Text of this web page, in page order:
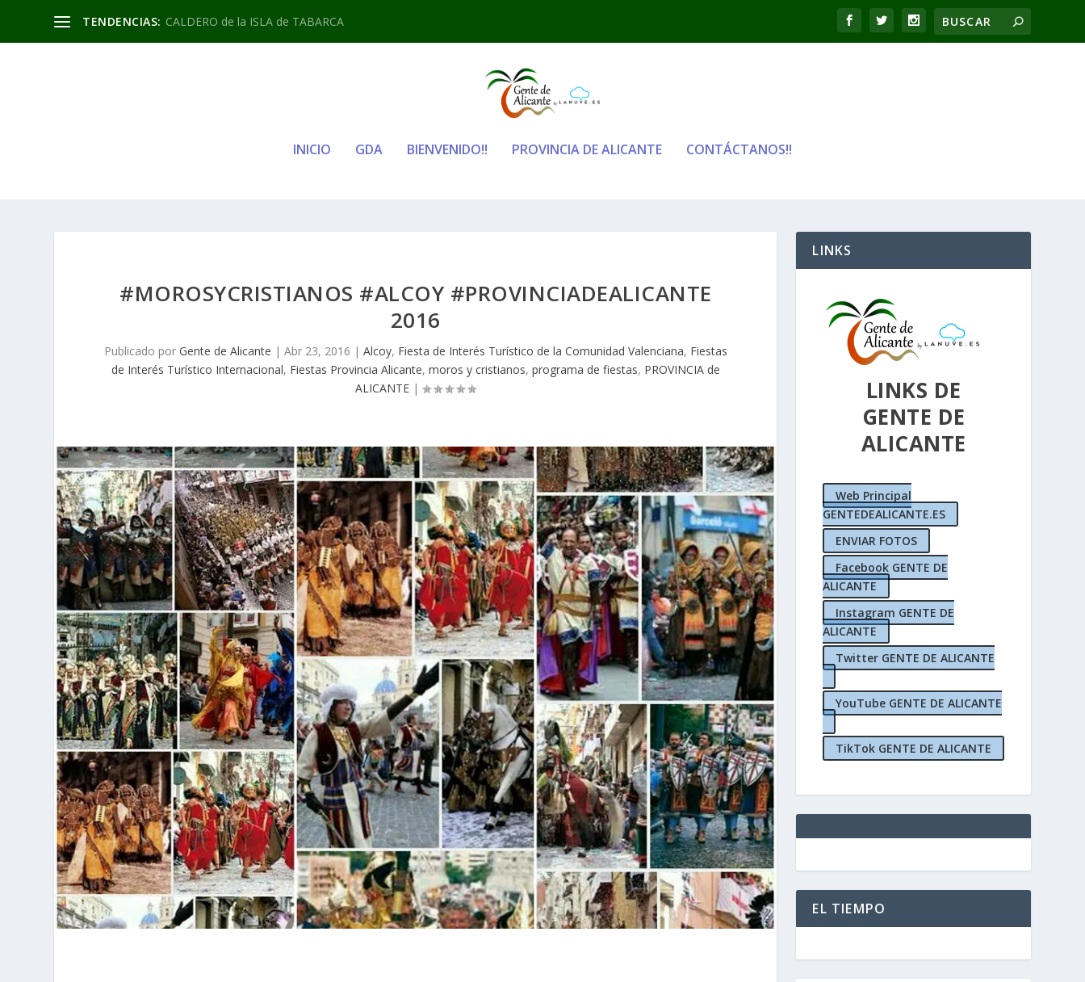
TENDENCIAS: CALDERO de la ISLA de TABARCA
INICIO GDA BIENVENIDO!! PROVINCIA DE ALICANTE CONTÁCTANOS!!
#MOROSYCRISTIANOS #ALCOY #PROVINCIADEALICANTE
2016
Publicado por Gente de Alicante | Abr 23, 2016 | Alcoy, Fiesta de Interés Turístico de la Comunidad Valenciana, Fiestas
de Interés Turístico Internacional, Fiestas Provincia Alicante, moros y cristianos, programa de fiestas, PROVINCIA de
ALICANTE |
LINKS
LINKS DE
GENTE DE
ALICANTE
Web Principal
GENTEDEALICANTE.ES
ENVIAR FOTOS
Facebook GENTE DE
ALICANTE
Instagram GENTE DE
ALICANTE
Twitter GENTE DE ALICANTE
YouTube GENTE DE ALICANTE
TikTok GENTE DE ALICANTE
EL TIEMPO